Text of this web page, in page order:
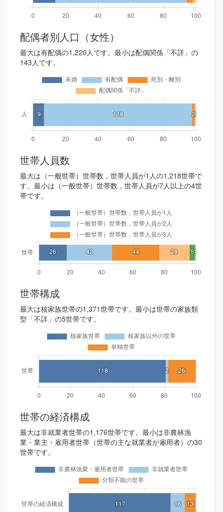
配偶者別人口（女性）
最大は有配偶の1,220人です。最小は配偶関係「不詳」の
143人です。
世帯人員数
最大は（一般世帯）世帯数，世帯人員が1人の1,218世帯で
す。最小は（一般世帯）世帯数，世帯人員が7人以上の4世
帯です。
世帯構成
最大は核家族世帯の1,371世帯です。最小は世帯の家族類
型「不詳」の5世帯です。
世帯の経済構成
最大は非就業者世帯の1,176世帯です。最小は非農林漁
業・業主・雇用者世帯（世帯の主な就業者が雇用者）の30
世帯です。